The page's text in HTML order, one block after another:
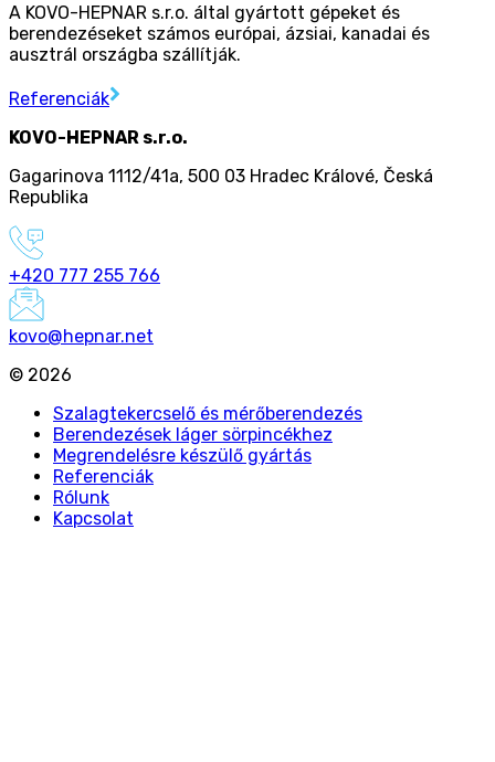
A KOVO-HEPNAR s.r.o. által gyártott gépeket és
berendezéseket számos európai, ázsiai, kanadai és
ausztrál országba szállítják.
Referenciák
KOVO-HEPNAR s.r.o.
Gagarinova 1112/41a, 500 03 Hradec Králové, Česká
Republika
+420 777 255 766
kovo@hepnar.net
© 2026
Szalagtekercselő és mérőberendezés
Berendezések láger sörpincékhez
Megrendelésre készülő gyártás
Referenciák
Rólunk
Kapcsolat